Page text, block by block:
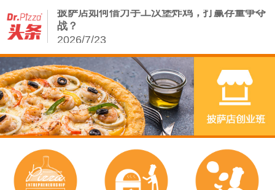
2026/8/5
披萨店如何借力手工汉堡炸鸡，打赢存量争夺
战？
2026/7/23
复刻正宗拿坡里，从读懂这会呼吸的面团开始
2026/7/20
Dr.Pizza2026第三季度培训课程排期：从0
2026/7/13
从饼底到堡胚：披萨店の手工基因——汉堡增
量密码
2026/8/5